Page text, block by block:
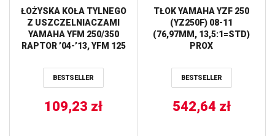
ŁOŻYSKA KOŁA TYLNEGO
Z USZCZELNIACZAMI
YAMAHA YFM 250/350
RAPTOR ’04-’13, YFM 125
BESTSELLER
109,23 zł
TŁOK YAMAHA YZF 250
(YZ250F) 08-11
(76,97MM, 13,5:1=STD)
PROX
BESTSELLER
542,64 zł